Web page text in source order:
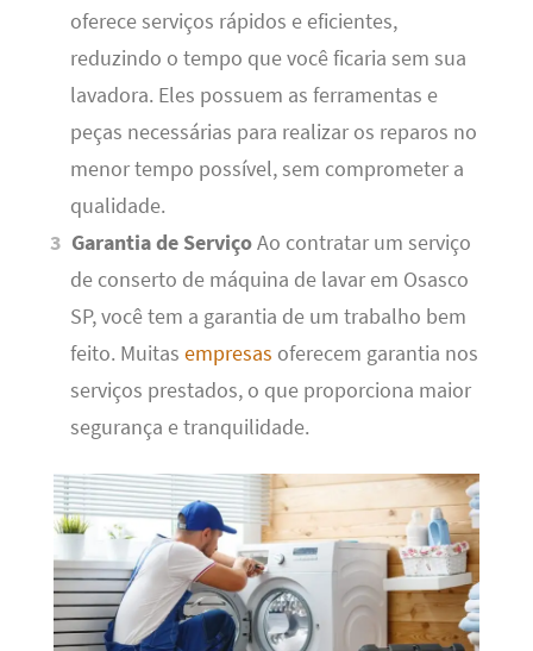
oferece serviços rápidos e eficientes,
reduzindo o tempo que você ficaria sem sua
lavadora. Eles possuem as ferramentas e
peças necessárias para realizar os reparos no
menor tempo possível, sem comprometer a
qualidade.
Garantia de ServiçoAo contratar um serviço
de conserto de máquina de lavar em Osasco
SP, você tem a garantia de um trabalho bem
feito. Muitas empresas oferecem garantia nos
serviços prestados, o que proporciona maior
segurança e tranquilidade.